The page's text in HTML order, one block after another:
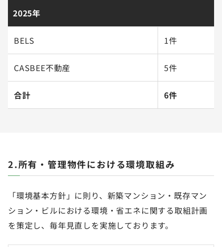
2025年
BELS 1件
CASBEE不動産 5件
合計 6件
2.所有・管理物件における環境取組み
「環境基本方針」に則り、新築マンション・既存マン
ション・ビルにおける環境・省エネに関する取組計画
を策定し、毎年見直しを実施しております。